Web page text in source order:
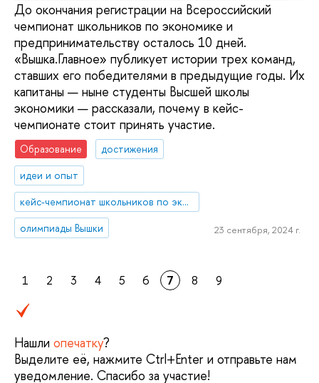
До окончания регистрации на Всероссийский
чемпионат школьников по экономике и
предпринимательству осталось 10 дней.
«Вышка.Главное» публикует истории трех команд,
ставших его победителями в предыдущие годы. Их
капитаны — ныне студенты Высшей школы
экономики — рассказали, почему в кейс-
чемпионате стоит принять участие.
Образование
достижения
идеи и опыт
кейс-чемпионат школьников по экономике и предпринимательству
олимпиады Вышки
23 сентября, 2024 г.
1 2 3 4 5 6 7 8 9
Нашли опечатку?
Выделите её, нажмите Ctrl+Enter и отправьте нам
уведомление. Спасибо за участие!